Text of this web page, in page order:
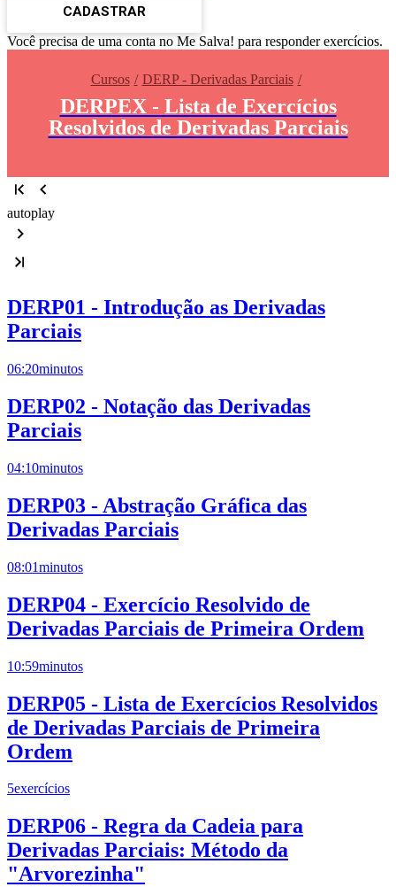
CADASTRAR
Você precisa de uma conta no Me Salva! para responder exercícios.
Cursos DERP - Derivadas Parciais
DERPEX - Lista de Exercícios
Resolvidos de Derivadas Parciais
autoplay
DERP01 - Introdução as Derivadas
Parciais
06:20minutos
DERP02 - Notação das Derivadas
Parciais
04:10minutos
DERP03 - Abstração Gráfica das
Derivadas Parciais
08:01minutos
DERP04 - Exercício Resolvido de
Derivadas Parciais de Primeira Ordem
10:59minutos
DERP05 - Lista de Exercícios Resolvidos
de Derivadas Parciais de Primeira
Ordem
5exercícios
DERP06 - Regra da Cadeia para
Derivadas Parciais: Método da
"Arvorezinha"